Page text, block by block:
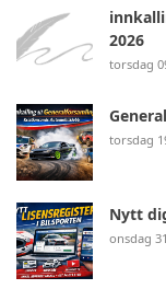
2026
torsdag
torsdag
Nytt
onsdag